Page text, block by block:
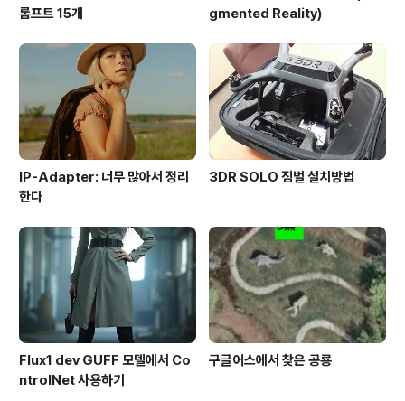
롬프트 15개
gmented Reality)
IP-Adapter: 너무 많아서 정리
한다
3DR SOLO 짐벌 설치방법
Flux1 dev GUFF 모델에서 Co
ntrolNet 사용하기
구글어스에서 찾은 공룡